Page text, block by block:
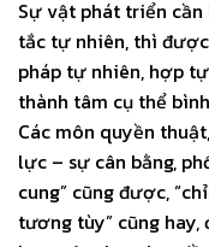
Sự vật phát triển
tắc tự nhiên, thì
pháp tự nhiên, hợp
thành tâm cụ thể
Các môn quyền
lực – sự cân bằng,
cung” cũng được,
tương tùy” cũng hay,